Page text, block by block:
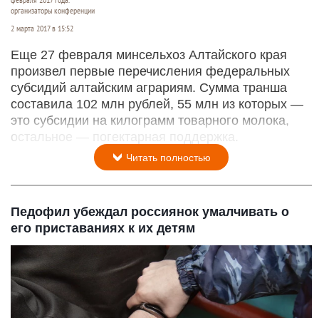
организаторы конференции
2 марта 2017 в 15:52
Еще 27 февраля минсельхоз Алтайского края
произвел первые перечисления федеральных
субсидий алтайским аграриям. Сумма транша
составила 102 млн рублей, 55 млн из которых —
это субсидии на килограмм товарного молока,
остальное — погектарная поддержка.
Читать полностью
Педофил убеждал россиянок умалчивать о
его приставаниях к их детям